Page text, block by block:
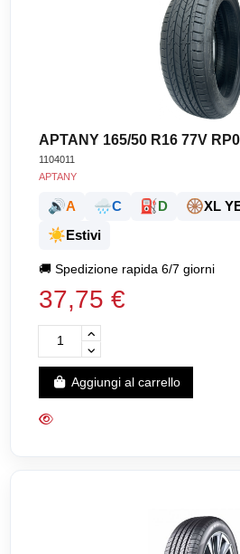
APTANY 165/50 R16 77V
1104011
APTANY
🔊A 🌧️C ⛽D 🛞XL
☀️Estivi
🚚Spedizione rapida 6/7 giorni
37,75 €
Aggiungi al carrello